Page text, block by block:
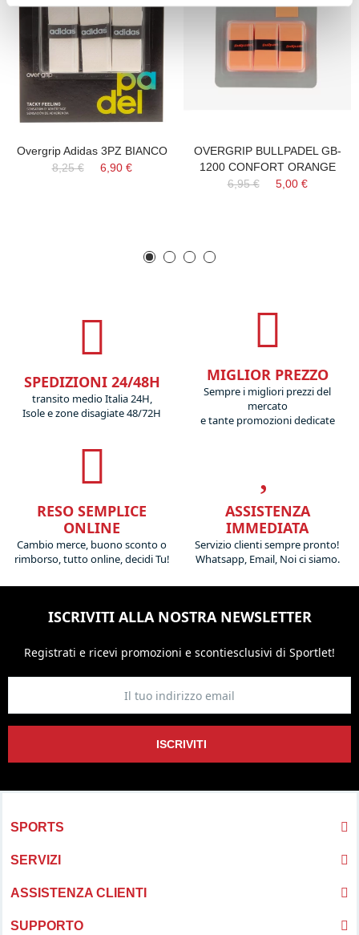
Overgrip Adidas 3PZ BIANCO
8,25 €
6,90 €
OVERGRIP BULLPADEL GB-
1200 CONFORT ORANGE
6,95 €
5,00 €
SPEDIZIONI 24/48H
transito medio Italia 24H,
Isole e zone disagiate 48/72H
MIGLIOR PREZZO
Sempre i migliori prezzi del
mercato
e tante promozioni dedicate
RESO SEMPLICE
ONLINE
Cambio merce, buono sconto o
rimborso, tutto online, decidi Tu!
ASSISTENZA
IMMEDIATA
Servizio clienti sempre pronto!
Whatsapp, Email, Noi ci siamo.
ISCRIVITI ALLA NOSTRA NEWSLETTER
Registrati e ricevi promozioni e scontiesclusivi di Sportlet!
ISCRIVITI
SPORTS
SERVIZI
ASSISTENZA CLIENTI
SUPPORTO